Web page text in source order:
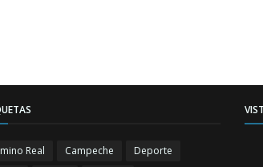
Real Campeche
Deporte